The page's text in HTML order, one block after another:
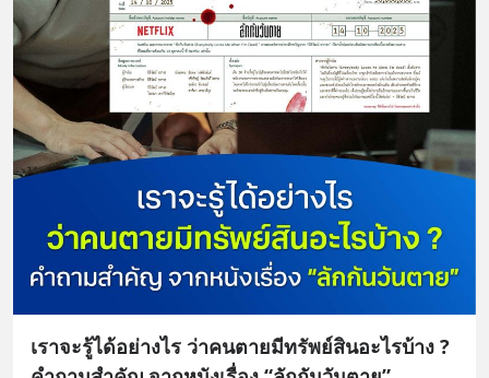
เราจะรู้ได้อย่างไร ว่าคนตายมีทรัพย์สินอะไรบ้าง ?